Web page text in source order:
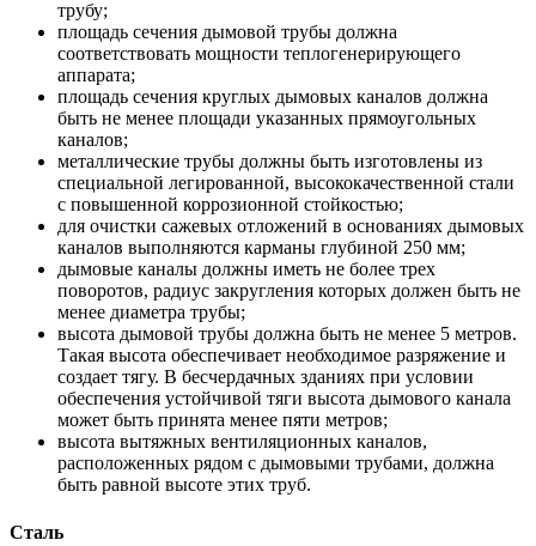
трубу;
площадь сечения дымовой трубы должна
соответствовать мощности теплогенерирующего
аппарата;
площадь сечения круглых дымовых каналов должна
быть не менее площади указанных прямоугольных
каналов;
металлические трубы должны быть изготовлены из
специальной легированной, высококачественной стали
с повышенной коррозионной стойкостью;
для очистки сажевых отложений в основаниях дымовых
каналов выполняются карманы глубиной 250 мм;
дымовые каналы должны иметь не более трех
поворотов, радиус закругления которых должен быть не
менее диаметра трубы;
высота дымовой трубы должна быть не менее 5 метров.
Такая высота обеспечивает необходимое разряжение и
создает тягу. В бесчердачных зданиях при условии
обеспечения устойчивой тяги высота дымового канала
может быть принята менее пяти метров;
высота вытяжных вентиляционных каналов,
расположенных рядом с дымовыми трубами, должна
быть равной высоте этих труб.
Сталь